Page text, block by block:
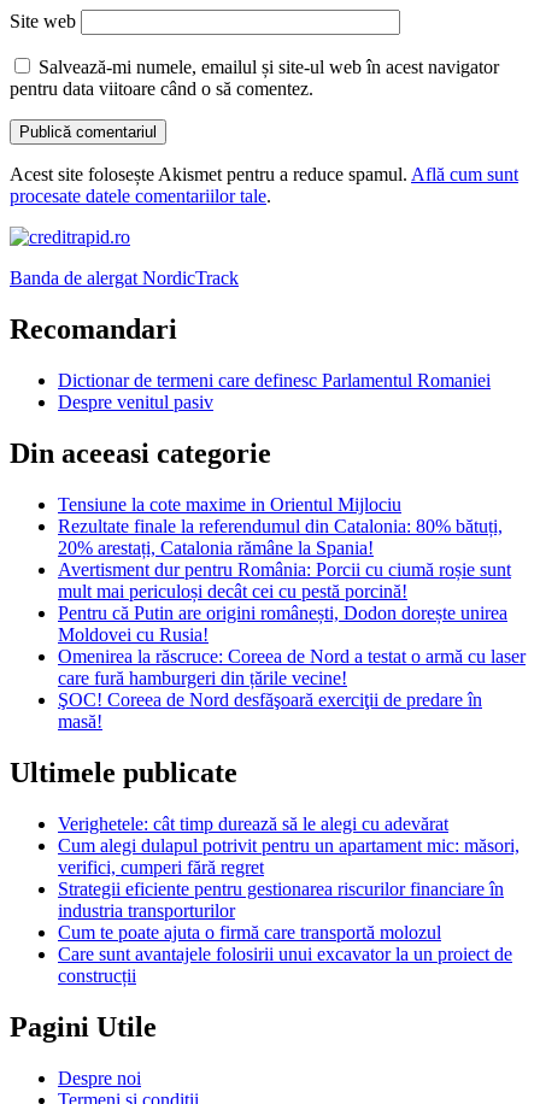
Site web
Salvează-mi numele, emailul și site-ul web în acest navigator
pentru data viitoare când o să comentez.
Acest site folosește Akismet pentru a reduce spamul. Află cum sunt
procesate datele comentariilor tale.
Banda de alergat NordicTrack
Recomandari
Dictionar de termeni care definesc Parlamentul Romaniei
Despre venitul pasiv
Din aceeasi categorie
Tensiune la cote maxime in Orientul Mijlociu
Rezultate finale la referendumul din Catalonia: 80% bătuți,
20% arestați, Catalonia rămâne la Spania!
Avertisment dur pentru România: Porcii cu ciumă roșie sunt
mult mai periculoși decât cei cu pestă porcină!
Pentru că Putin are origini românești, Dodon dorește unirea
Moldovei cu Rusia!
Omenirea la răscruce: Coreea de Nord a testat o armă cu laser
care fură hamburgeri din țările vecine!
ŞOC! Coreea de Nord desfăşoară exerciţii de predare în
masă!
Ultimele publicate
Verighetele: cât timp durează să le alegi cu adevărat
Cum alegi dulapul potrivit pentru un apartament mic: măsori,
verifici, cumperi fără regret
Strategii eficiente pentru gestionarea riscurilor financiare în
industria transporturilor
Cum te poate ajuta o firmă care transportă molozul
Care sunt avantajele folosirii unui excavator la un proiect de
construcții
Pagini Utile
Despre noi
Termeni si conditii